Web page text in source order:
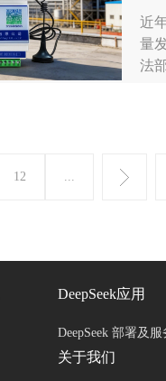
下
近
量
法
12 ...
DeepSeek应用
DeepSeek 部署及
关于我们